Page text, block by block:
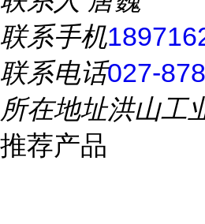
联系手机
联系电话027-
所在地址洪山工
推荐产品